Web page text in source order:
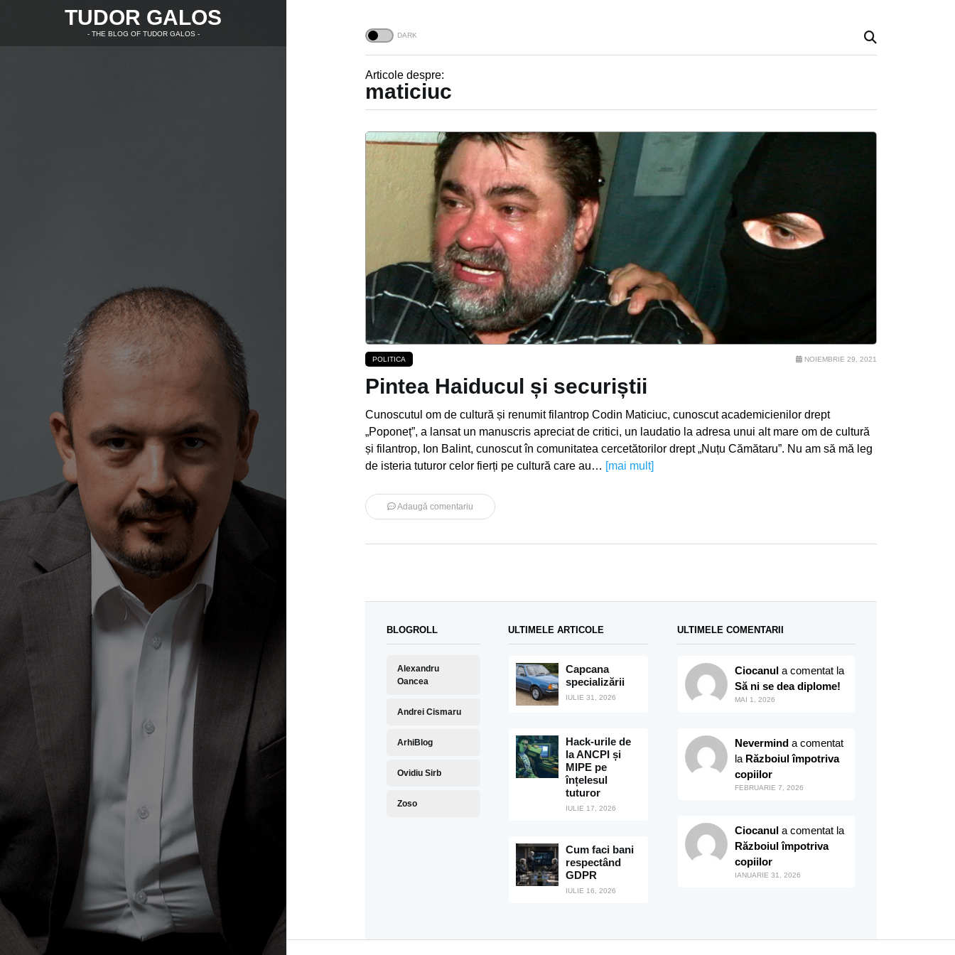
TUDOR GALOS
- THE BLOG OF TUDOR GALOS -
Articole despre:
maticiuc
POLITICA NOIEMBRIE 29, 2021
Pintea Haiducul și securiștii
Cunoscutul om de cultură și renumit filantrop Codin Maticiuc, cunoscut academicienilor drept
„Poponeț”, a lansat un manuscris apreciat de critici, un laudatio la adresa unui alt mare om de cultură
și filantrop, Ion Balint, cunoscut în comunitatea cercetătorilor drept „Nuțu Cămătaru”. Nu am să mă leg
de isteria tuturor celor fierți pe cultură care au… [mai mult]
Adaugă comentariu
BLOGROLL
Alexandru
Oancea
Andrei Cismaru
ArhiBlog
Ovidiu Sirb
Zoso
ULTIMELE ARTICOLE
Capcana
specializării
IULIE 31, 2026
Hack-urile de
la ANCPI și
MIPE pe
înțelesul
tuturor
IULIE 17, 2026
Cum faci bani
respectând
GDPR
IULIE 16, 2026
ULTIMELE COMENTARII
Ciocanula comentat la
Să ni se dea diplome!
MAI 1, 2026
Neverminda comentat
la Războiul împotriva
copiilor
FEBRUARIE 7, 2026
Ciocanula comentat la
Războiul împotriva
copiilor
IANUARIE 31, 2026